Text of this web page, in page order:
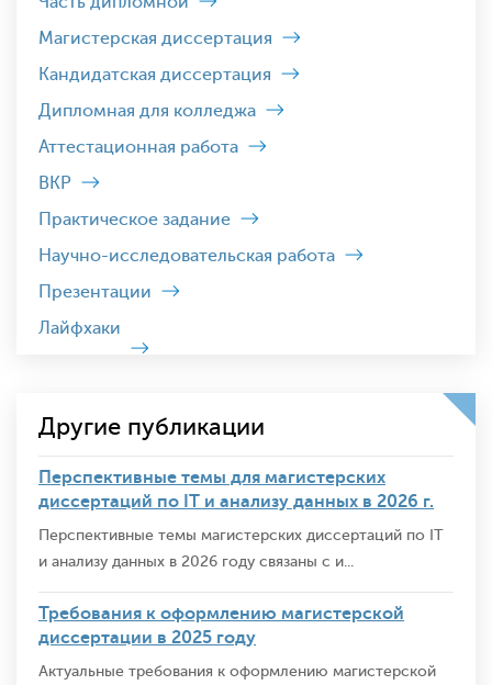
Магистерская диссертация
Кандидатская диссертация
Дипломная для колледжа
Аттестационная работа
ВКР
Практическое задание
Научно-исследовательская работа
Презентации
Лайфхаки
Другие публикации
Перспективные темы для магистерских
диссертаций по IT и анализу данных в 2026 г.
Перспективные темы магистерских диссертаций по IT
и анализу данных в 2026 году связаны с и...
Требования к оформлению магистерской
диссертации в 2025 году
Актуальные требования к оформлению магистерской